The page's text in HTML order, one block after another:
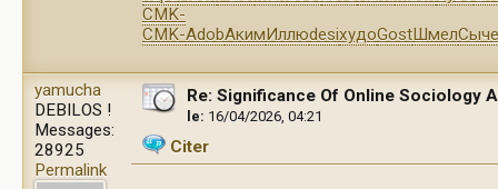
CMK-
CMK-AdobАким ИллюdesiхудоGostШмелСыче
yamucha
DEBILOS !
Messages:
28925
Permalink
Re: Significance Of Online Sociology
le: 16/04/2026, 04:21
Citer